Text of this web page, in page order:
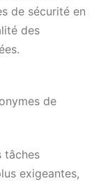
de sécurité en
des
de
tâches
exigeantes,